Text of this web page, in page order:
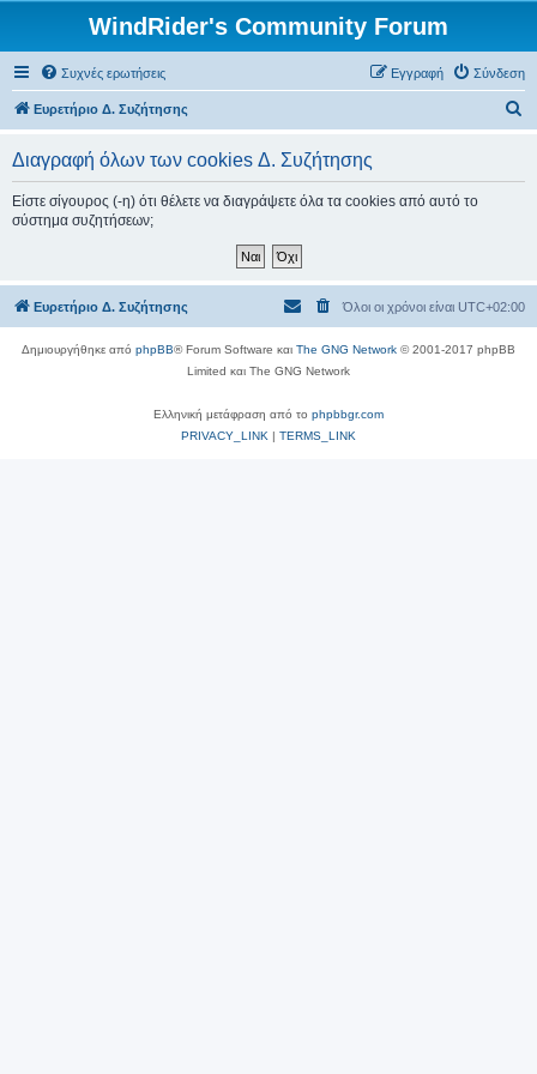
WindRider's Community Forum
Συχνές ερωτήσεις Σύνδεση
Εγγραφή
Ευρετήριο Δ. Συζήτησης
σ
Διαγραφή όλων των cookies Δ. Συζήτησης
Είστε σίγουρος (-η) ότι θέλετε να διαγράψετε όλα τα cookies από αυτό το
σύστημα συζητήσεων;
Ευρετήριο Δ. Συζήτησης Όλοι οι χρόνοι είναι UTC+02:00
Δημιουργήθηκε από phpBB® Forum Software και The GNG Network © 2001-2017 phpBB
Limited και The GNG Network
Ελληνική μετάφραση από το phpbbgr.com
PRIVACY_LINK | TERMS_LINK